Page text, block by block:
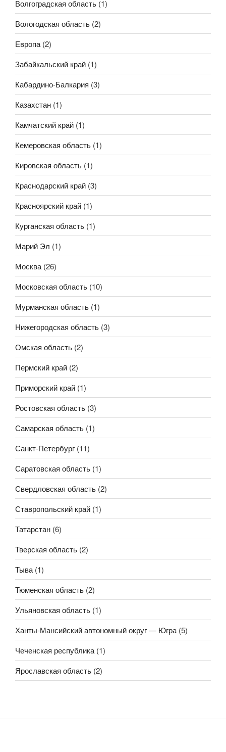
Волгоградская область (1)
Вологодская область (2)
Европа (2)
Забайкальский край (1)
Кабардино-Балкария (3)
Казахстан (1)
Камчатский край (1)
Кемеровская область (1)
Кировская область (1)
Краснодарский край (3)
Красноярский край (1)
Курганская область (1)
Марий Эл (1)
Москва (26)
Московская область (10)
Мурманская область (1)
Нижегородская область (3)
Омская область (2)
Пермский край (2)
Приморский край (1)
Ростовская область (3)
Самарская область (1)
Санкт-Петербург (11)
Саратовская область (1)
Свердловская область (2)
Ставропольский край (1)
Татарстан (6)
Тверская область (2)
Тыва (1)
Тюменская область (2)
Ульяновская область (1)
Ханты-Мансийский автономный округ — Югра (5)
Чеченская республика (1)
Ярославская область (2)